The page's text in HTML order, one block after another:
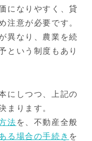
になりやすく、貸
注意が必要です。
異なり、農業を続
という制度もあり
にしつつ、上記の
まります。
法 を、不動産全般
る場合の手続き を